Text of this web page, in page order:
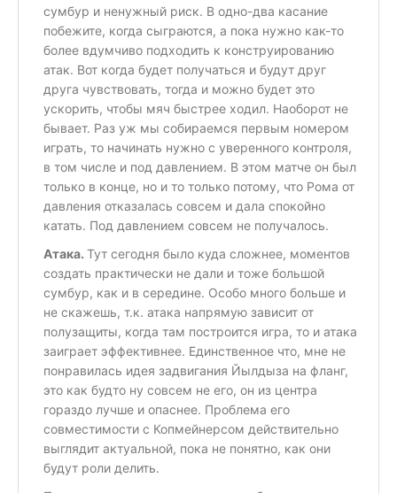
сумбур и ненужный риск. В одно-два касание
побежите, когда сыграются, а пока нужно как-то
более вдумчиво подходить к конструированию
атак. Вот когда будет получаться и будут друг
друга чувствовать, тогда и можно будет это
ускорить, чтобы мяч быстрее ходил. Наоборот не
бывает. Раз уж мы собираемся первым номером
играть, то начинать нужно с уверенного контроля,
в том числе и под давлением. В этом матче он был
только в конце, но и то только потому, что Рома от
давления отказалась совсем и дала спокойно
катать. Под давлением совсем не получалось.
Атака. Тут сегодня было куда сложнее, моментов
создать практически не дали и тоже большой
сумбур, как и в середине. Особо много больше и
не скажешь, т.к. атака напрямую зависит от
полузащиты, когда там построится игра, то и атака
заиграет эффективнее. Единственное что, мне не
понравилась идея задвигания Йылдыза на фланг,
это как будто ну совсем не его, он из центра
гораздо лучше и опаснее. Проблема его
совместимости с Копмейнерсом действительно
выглядит актуальной, пока не понятно, как они
будут роли делить.